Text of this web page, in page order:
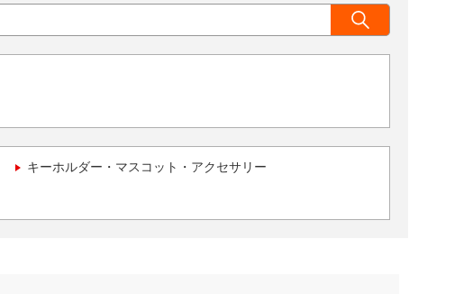
キーホルダー・マスコット・アクセサリー